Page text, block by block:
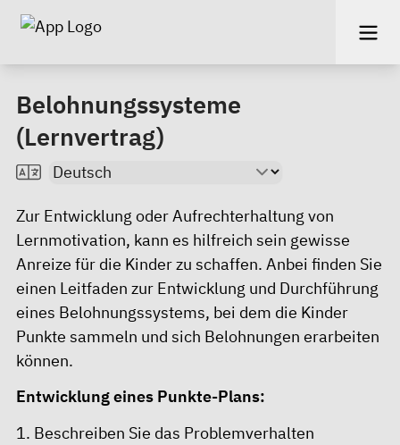
Belohnungssysteme
(Lernvertrag)
Zur Entwicklung oder Aufrechterhaltung von
Lernmotivation, kann es hilfreich sein gewisse
Anreize für die Kinder zu schaffen. Anbei finden Sie
einen Leitfaden zur Entwicklung und Durchführung
eines Belohnungssystems, bei dem die Kinder
Punkte sammeln und sich Belohnungen erarbeiten
können.
Entwicklung eines Punkte-Plans:
1. Beschreiben Sie das Problemverhalten